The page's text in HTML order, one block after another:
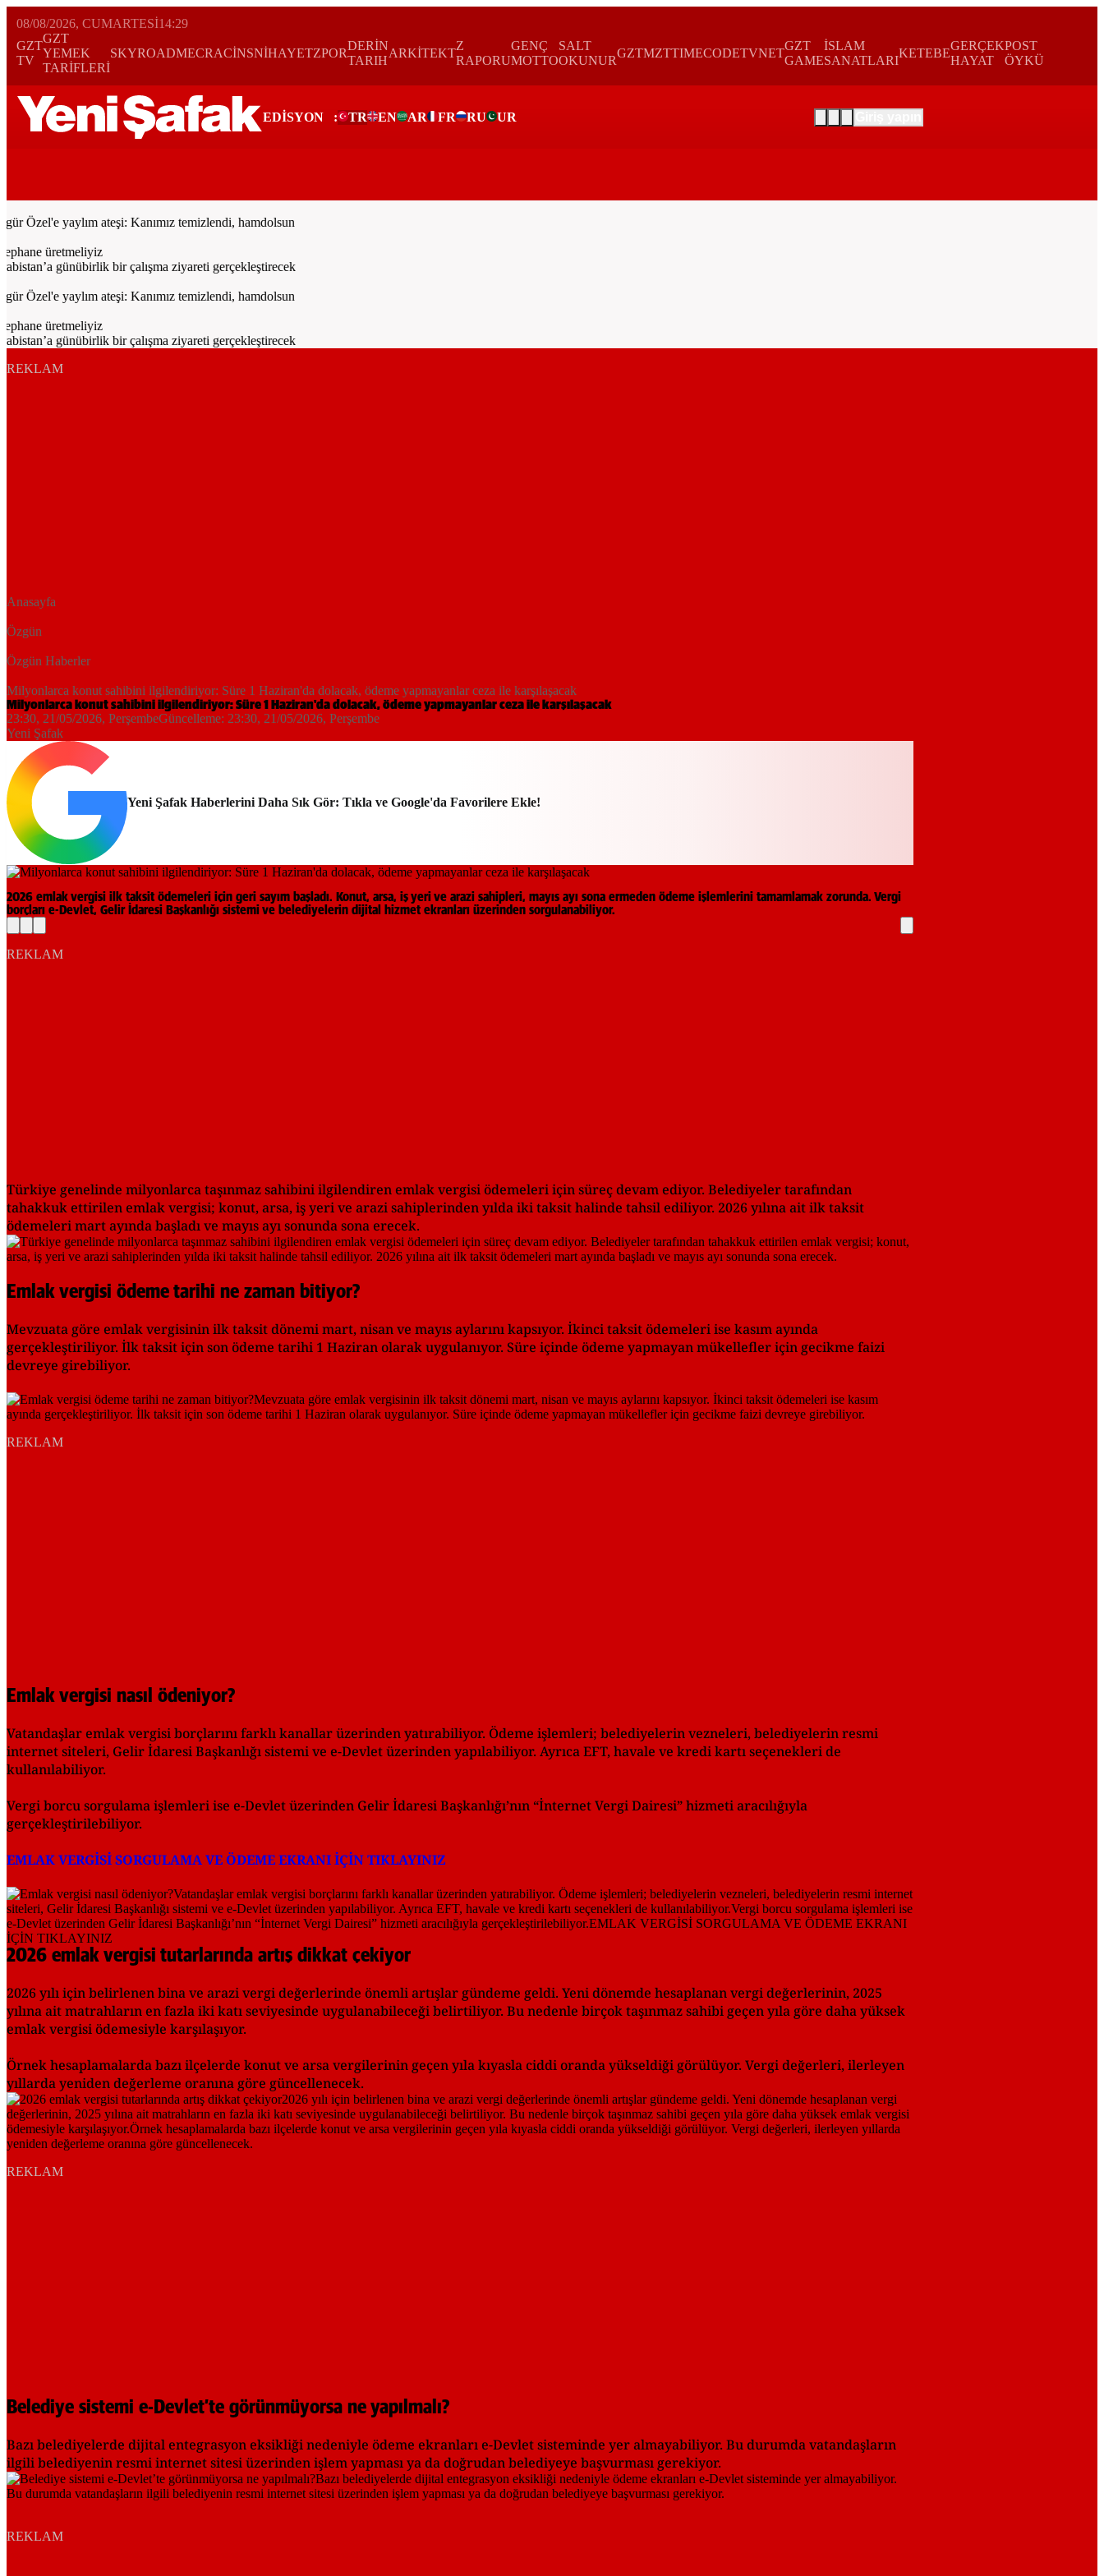
08/08/2026, CUMARTESI14:29
GZT
TV
GZT
YEMEK
TARİFLERİ
SKYROADMECRACİNSNİHAYETZPOR
DERİN
TARIH
ARKİTEKT
Z
RAPORU
GENÇ
MOTTO
SALT
OKUNUR
GZTMZTTIMECODETVNET
GZT
GAME
İSLAM
SANATLARI
KETEBE
GERÇEK
HAYAT
POST
ÖYKÜ
EDİSYON : TR EN AR FR RU UR
Özel'e yaylım ateşi: Kanımız temizlendi, hamdolsun
üretmeliyiz
günübirlik bir çalışma ziyareti gerçekleştirecek
Özel'e yaylım ateşi: Kanımız temizlendi, hamdolsun
üretmeliyiz
günübirlik bir çalışma ziyareti gerçekleştirecek
REKLAM
Anasayfa
Özgün
Özgün Haberler
Milyonlarca konut sahibini ilgilendiriyor: Süre 1 Haziran'da dolacak, ödeme yapmayanlar ceza ile karşılaşacak
Milyonlarca konut sahibini ilgilendiriyor: Süre 1 Haziran'da dolacak, ödeme yapmayanlar ceza ile karşılaşacak
23:30, 21/05/2026, PerşembeGüncelleme: 23:30, 21/05/2026, Perşembe
Yeni Şafak
Yeni Şafak Haberlerini Daha Sık Gör: Tıkla ve Google'da Favorilere Ekle!
2026 emlak vergisi ilk taksit ödemeleri için geri sayım başladı. Konut, arsa, iş yeri ve arazi sahipleri, mayıs ayı sona ermeden ödeme işlemlerini tamamlamak zorunda. Vergi
borçları e-Devlet, Gelir İdaresi Başkanlığı sistemi ve belediyelerin dijital hizmet ekranları üzerinden sorgulanabiliyor.
REKLAM
Türkiye genelinde milyonlarca taşınmaz sahibini ilgilendiren emlak vergisi ödemeleri için süreç devam ediyor. Belediyeler tarafından
tahakkuk ettirilen emlak vergisi; konut, arsa, iş yeri ve arazi sahiplerinden yılda iki taksit halinde tahsil ediliyor. 2026 yılına ait ilk taksit
ödemeleri mart ayında başladı ve mayıs ayı sonunda sona erecek.
Emlak vergisi ödeme tarihi ne zaman bitiyor?
Mevzuata göre emlak vergisinin ilk taksit dönemi mart, nisan ve mayıs aylarını kapsıyor. İkinci taksit ödemeleri ise kasım ayında
gerçekleştiriliyor. İlk taksit için son ödeme tarihi 1 Haziran olarak uygulanıyor. Süre içinde ödeme yapmayan mükellefler için gecikme faizi
devreye girebiliyor.
REKLAM
Emlak vergisi nasıl ödeniyor?
Vatandaşlar emlak vergisi borçlarını farklı kanallar üzerinden yatırabiliyor. Ödeme işlemleri; belediyelerin vezneleri, belediyelerin resmi
internet siteleri, Gelir İdaresi Başkanlığı sistemi ve e-Devlet üzerinden yapılabiliyor. Ayrıca EFT, havale ve kredi kartı seçenekleri de
kullanılabiliyor.
Vergi borcu sorgulama işlemleri ise e-Devlet üzerinden Gelir İdaresi Başkanlığı’nın “İnternet Vergi Dairesi” hizmeti aracılığıyla
gerçekleştirilebiliyor.
EMLAK VERGİSİ SORGULAMA VE ÖDEME EKRANI İÇİN TIKLAYINIZ
2026 emlak vergisi tutarlarında artış dikkat çekiyor
2026 yılı için belirlenen bina ve arazi vergi değerlerinde önemli artışlar gündeme geldi. Yeni dönemde hesaplanan vergi değerlerinin, 2025
yılına ait matrahların en fazla iki katı seviyesinde uygulanabileceği belirtiliyor. Bu nedenle birçok taşınmaz sahibi geçen yıla göre daha yüksek
emlak vergisi ödemesiyle karşılaşıyor.
Örnek hesaplamalarda bazı ilçelerde konut ve arsa vergilerinin geçen yıla kıyasla ciddi oranda yükseldiği görülüyor. Vergi değerleri, ilerleyen
yıllarda yeniden değerleme oranına göre güncellenecek.
REKLAM
Belediye sistemi e-Devlet’te görünmüyorsa ne yapılmalı?
Bazı belediyelerde dijital entegrasyon eksikliği nedeniyle ödeme ekranları e-Devlet sisteminde yer almayabiliyor. Bu durumda vatandaşların
ilgili belediyenin resmi internet sitesi üzerinden işlem yapması ya da doğrudan belediyeye başvurması gerekiyor.
REKLAM